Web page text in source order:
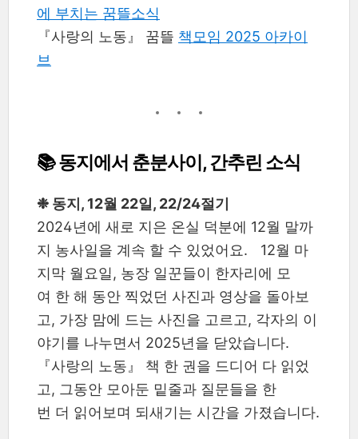
에 부치는 꿈뜰소식
『사랑의 노동』 꿈뜰 책모임 2025 아카이
브
📚 동지에서 춘분사이, 간추린 소식
❉ 동지, 12월 22일, 22/24절기
2024년에 새로 지은 온실 덕분에 12월 말까
지 농사일을 계속 할 수 있었어요. 12월 마
지막 월요일, 농장 일꾼들이 한자리에 모
여 한 해 동안 찍었던 사진과 영상을 돌아보
고, 가장 맘에 드는 사진을 고르고, 각자의 이
야기를 나누면서 2025년을 닫았습니다.
『사랑의 노동』 책 한 권을 드디어 다 읽었
고, 그동안 모아둔 밑줄과 질문들을 한
번 더 읽어보며 되새기는 시간을 가졌습니다.